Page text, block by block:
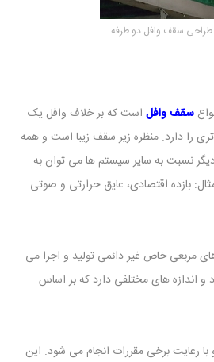
سقف وافل دو طرفه
سقف وافل است که بر خلاف وافل یک
را دارد. منظره زیر سقف زیبا است و همه
نسبت به سایر سیستم ها می توان به
بازده اقتصادی، عایق حرارتی و صوتی
مربعی خاص غیر دائمی تولید و اجرا می
و اندازه های مختلفی دارد که بر اساس
رعایت برخی مقررات انجام می شود. این